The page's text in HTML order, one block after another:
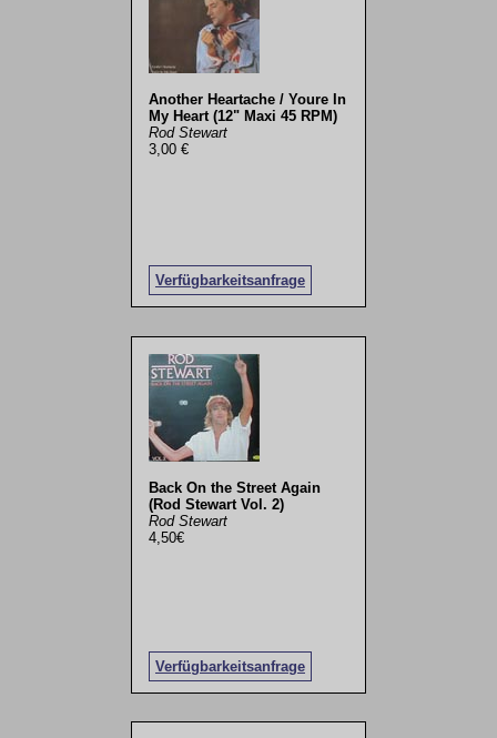
Another Heartache / Youre In
My Heart (12" Maxi 45 RPM)
Rod Stewart
3,00 €
Verfügbarkeitsanfrage
Back On the Street Again
(Rod Stewart Vol. 2)
Rod Stewart
4,50€
Verfügbarkeitsanfrage